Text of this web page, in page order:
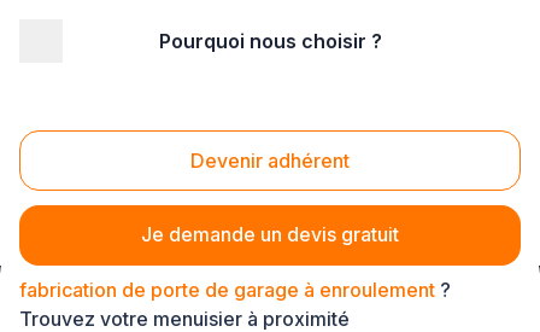
Pourquoi nous choisir ?
Devenir adhérent
Je demande un devis gratuit
Fabrication de porte de garage à enroulement
fabrication de porte de garage à enroulement ?
Trouvez votre menuisier à proximité